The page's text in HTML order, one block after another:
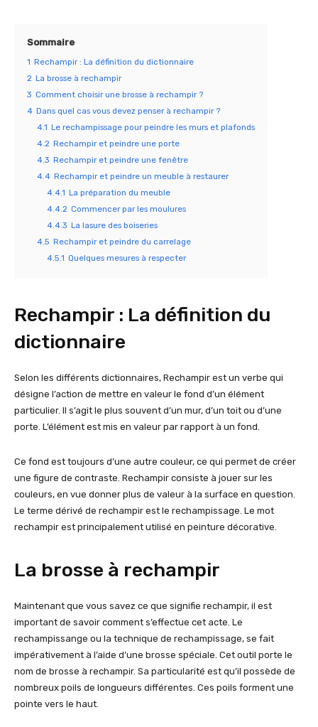
Sommaire
1 Rechampir : La définition du dictionnaire
2 La brosse à rechampir
3 Comment choisir une brosse à rechampir ?
4 Dans quel cas vous devez penser à rechampir ?
4.1 Le rechampissage pour peindre les murs et plafonds
4.2 Rechampir et peindre une porte
4.3 Rechampir et peindre une fenêtre
4.4 Rechampir et peindre un meuble à restaurer
4.4.1 La préparation du meuble
4.4.2 Commencer par les moulures
4.4.3 La lasure des boiseries
4.5 Rechampir et peindre du carrelage
4.5.1 Quelques mesures à respecter
Rechampir : La définition du
dictionnaire
Selon les différents dictionnaires, Rechampir est un verbe qui
désigne l’action de mettre en valeur le fond d’un élément
particulier. Il s’agit le plus souvent d’un mur, d’un toit ou d’une
porte. L’élément est mis en valeur par rapport à un fond.
Ce fond est toujours d’une autre couleur, ce qui permet de créer
une figure de contraste. Rechampir consiste à jouer sur les
couleurs, en vue donner plus de valeur à la surface en question.
Le terme dérivé de rechampir est le rechampissage. Le mot
rechampir est principalement utilisé en peinture décorative.
La brosse à rechampir
Maintenant que vous savez ce que signifie rechampir, il est
important de savoir comment s’effectue cet acte. Le
rechampissange ou la technique de rechampissage, se fait
impérativement à l’aide d’une brosse spéciale. Cet outil porte le
nom de brosse à rechampir. Sa particularité est qu’il possède de
nombreux poils de longueurs différentes. Ces poils forment une
pointe vers le haut.